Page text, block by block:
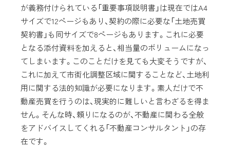
が義務付けられている「重要事項説明書」は現在ではA4
サイズで12ページもあり、契約の際に必要な「土地売買
契約書」も同サイズで8ページもあります。これに必要
となる添付資料を加えると、相当量のボリュームになっ
てしまいます。このことだけを見ても大変そうですが、
これに加えて市街化調整区域に関することなど、土地利
用に関する法的知識が必要になります。素人だけで不
動産売買を行うのは、現実的に難しいと言わざるを得ま
せん。そんな時、頼りになるのが、不動産に関わる全般
をアドバイスしてくれる「不動産コンサルタント」の存
在です。